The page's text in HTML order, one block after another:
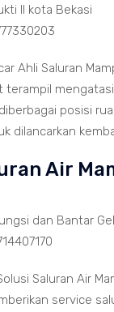
II kota Bekasi
Ahli Saluran
terampil
posisi
dilancarkan
Air
dan Bantar
Saluran Air
service